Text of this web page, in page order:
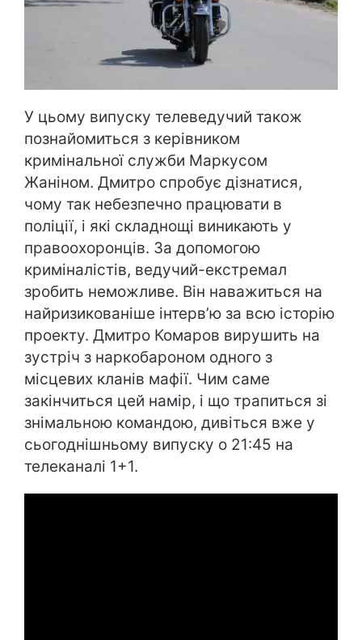
У цьому випуску телеведучий також
познайомиться з керівником
кримінальної служби Маркусом
Жаніном. Дмитро спробує дізнатися,
чому так небезпечно працювати в
поліції, і які складнощі виникають у
правоохоронців. За допомогою
криміналістів, ведучий-екстремал
зробить неможливе. Він наважиться на
найризикованіше інтерв’ю за всю історію
проекту. Дмитро Комаров вирушить на
зустріч з наркобароном одного з
місцевих кланів мафії. Чим саме
закінчиться цей намір, і що трапиться зі
знімальною командою, дивіться вже у
сьогоднішньому випуску о 21:45 на
телеканалі 1+1.